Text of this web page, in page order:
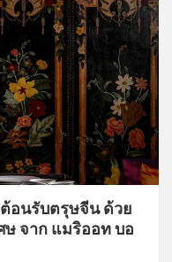
ต้อนรับตรุษจีน ด้วย
จาก แมริออท บอ